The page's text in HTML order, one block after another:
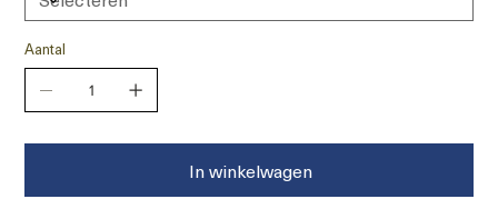
Aantal
In winkelwagen